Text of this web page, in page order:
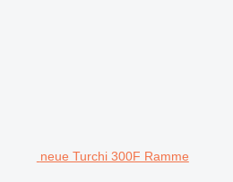
neue Turchi 300F Ramme